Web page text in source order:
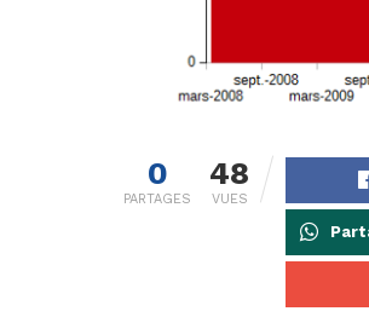
0
PARTAGES
48
VUES